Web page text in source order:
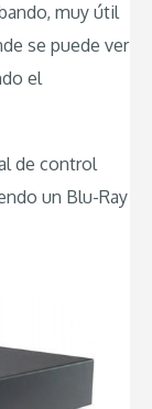
muy útil
se puede ver
el
de control
un Blu-Ray